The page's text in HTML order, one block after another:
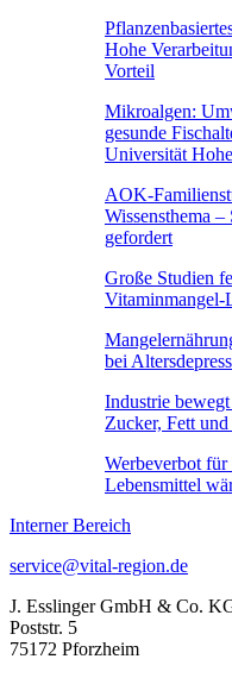
Hohe
Vorteil
Mikroalgen:
gesunde
Universität
AOK-
Wissensthema
gefordert
Große Studien
Vitaminmangel-
bei
Industrie
Zucker, Fett
Werbeverbot für
Lebensmittel
Interner Bereich
service@vital-region.de
J. Esslinger GmbH & Co.
Poststr. 5
75172 Pforzheim